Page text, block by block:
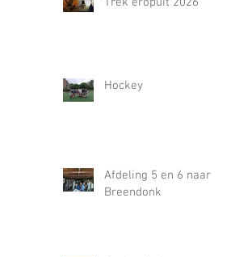
Hockey
Afdeling 5 en 6 naar
Breendonk